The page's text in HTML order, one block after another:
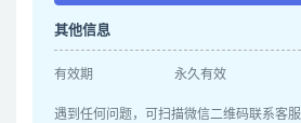
其他信息
有效期 永久有效
遇到任何问题，可扫描微信二维码联系客服